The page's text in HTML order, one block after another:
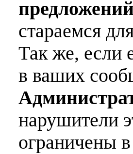
стараемся
Так же, если
в ваших
нарушители
ограничены